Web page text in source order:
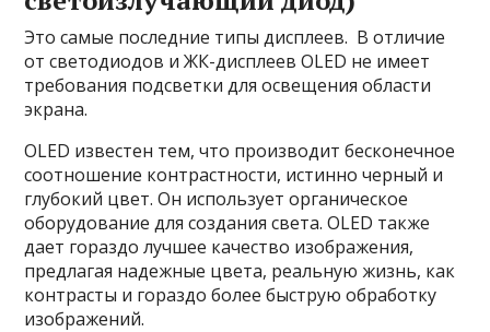
Это самые последние типы дисплеев. В отличие
от светодиодов и ЖК-дисплеев OLED не имеет
требования подсветки для освещения области
экрана.
OLED известен тем, что производит бесконечное
соотношение контрастности, истинно черный и
глубокий цвет. Он использует органическое
оборудование для создания света. OLED также
дает гораздо лучшее качество изображения,
предлагая надежные цвета, реальную жизнь, как
контрасты и гораздо более быструю обработку
изображений.